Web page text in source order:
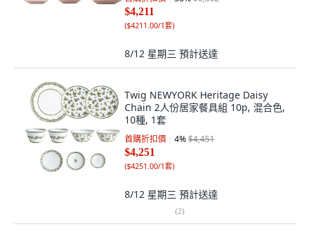
$4,211
($4211.00/1套)
8/12 星期三 預計送達
Twig NEWYORK Heritage Daisy
Chain 2人份居家餐具組 10p, 混合色,
10種, 1套
首購折扣價 4%$4,451
$4,251
($4251.00/1套)
8/12 星期三 預計送達
(2)